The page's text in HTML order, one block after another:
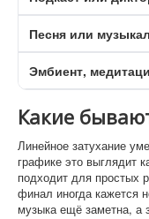
Песня или
Эмбиент,
Какие
Линейное затухание
графике это выглядит
подходит для простых
финал иногда кажется
музыка ещё заметна, а